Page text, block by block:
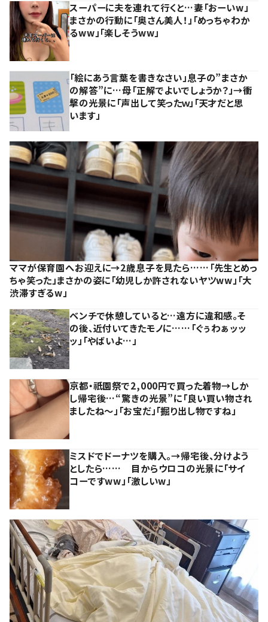
スーパーに夫を連れて行くと…妻「おーいw」
まさかの行動に「奥さん美人！」「めっちゃわか
るww」「楽しそうww」
「絵にあう言葉を書きなさい」息子の”まさか
の解答”に…母「正解でよいでしょうか？」→衝
撃の光景に「声出して笑ったｗ」「天才だと思
います」
ママが保育園へお迎えに→2歳息子を見たら……「先生とめっ
ちゃ笑った」まさかの姿に「幼児しか許されないヤツww」「大
渋滞すぎるw」
ベンチで休憩していると…遠方に違和感。そ
の後、近付いてきたモノに……「ぐぅわぁッッ
ッ」「やばいよ…」
京都・祇園祭で2,000円で買った着物→しか
し帰宅後…“驚きの光景”に「良い買い物され
ましたね～」「お宝だ」「掘り出し物ですね」
ミスドでドーナツを購入。→帰宅後、分けよう
としたら…… 目からウロコの光景に「サイ
コーですww」「激しいw」